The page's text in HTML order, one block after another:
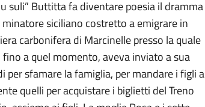
suli” Buttitta fa diventare poesia il dramma
siciliano costretto a emigrare in
carbonifera di Marcinelle presso la quale
a quel momento, aveva inviato a sua
per sfamare la famiglia, per mandare i figli a
quelli per acquistare i biglietti del Treno